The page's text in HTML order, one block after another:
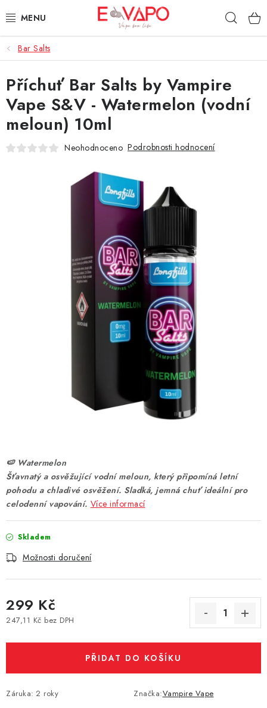
na
3D TISK
TIPY ZA DOBROU CENU
AROMATA A PŘÍCHUTĚ
BÁZE
DÁRKOVÉ VOUCHERY
ATOMIZÉRY A CARTRIDGE
JEDNORÁZOVÉ A DOBÍJECÍ E-CIGARETY
PŘÍSLUŠENSTVÍ
Bar Salts
🍉 Watermelon
Šťavnatý a osvěžující vodní meloun, který připomíná letní
pohodu a chladivé osvěžení. Sladká, jemná chuť ideální pro
celodenní vapování. Více informací
Skladem
Možnosti doručení
299 Kč
247,11 Kč bez DPH
PŘIDAT DO KOŠÍKU
Záruka: 2 roky Značka:Vampire Vape
Příchuť Bar Salts by Vampire
Vape S&V - Watermelon (vodní
meloun) 10ml
Neohodnoceno Podrobnosti hodnocení